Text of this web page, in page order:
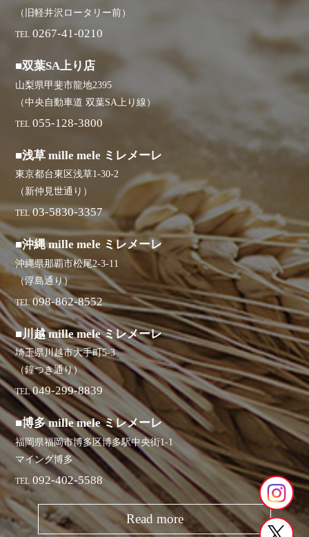
（旧軽井沢ロータリー前）
TEL 0267-41-0210
■双葉SA上り店
山梨県甲斐市龍地2395
（中央自動車道 双葉SA上り線）
TEL 055-128-3800
■浅草 mille mele ミレメーレ
東京都台東区浅草1-30-2
（新仲見世通り）
TEL 03-5830-3357
■沖縄 mille mele ミレメーレ
沖縄県那覇市松尾2-3-11
（浮島通り）
TEL 098-862-8552
■川越 mille mele ミレメーレ
埼玉県川越市大手町5-3
（鐘つき通り）
TEL 049-299-8839
■博多 mille mele ミレメーレ
福岡県福岡市博多区博多駅中央街1-1
マイング博多
TEL 092-402-5588
Read more